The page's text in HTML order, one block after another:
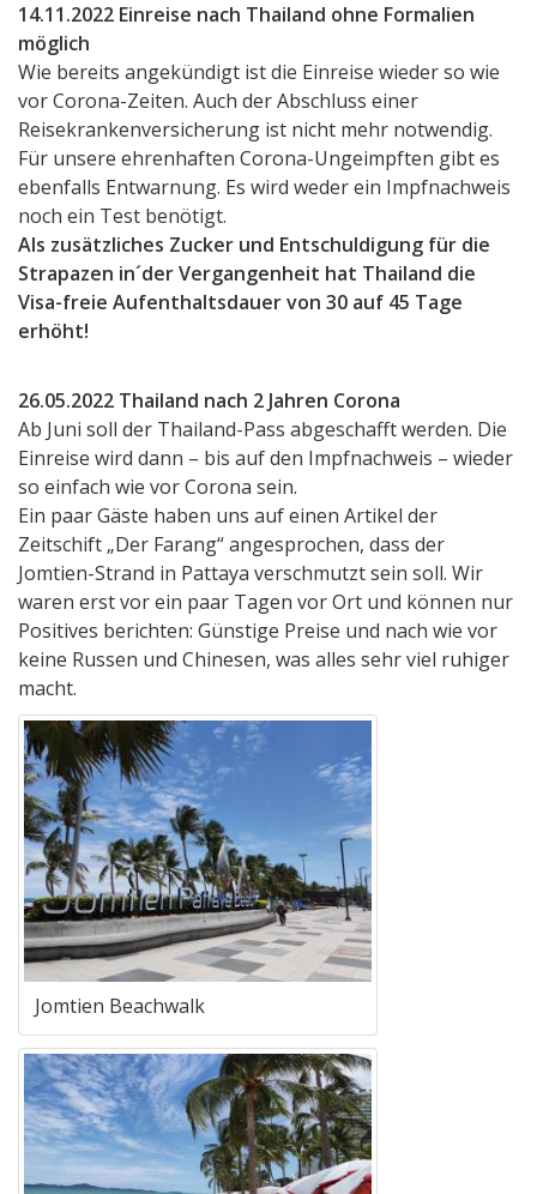
14.11.2022 Einreise nach Thailand ohne Formalien
möglich
Wie bereits angekündigt ist die Einreise wieder so wie
vor Corona-Zeiten. Auch der Abschluss einer
Reisekrankenversicherung ist nicht mehr notwendig.
Für unsere ehrenhaften Corona-Ungeimpften gibt es
ebenfalls Entwarnung. Es wird weder ein Impfnachweis
noch ein Test benötigt.
Als zusätzliches Zucker und Entschuldigung für die
Strapazen in´der Vergangenheit hat Thailand die
Visa-freie Aufenthaltsdauer von 30 auf 45 Tage
erhöht!
26.05.2022 Thailand nach 2 Jahren Corona
Ab Juni soll der Thailand-Pass abgeschafft werden. Die
Einreise wird dann – bis auf den Impfnachweis – wieder
so einfach wie vor Corona sein.
Ein paar Gäste haben uns auf einen Artikel der
Zeitschift „Der Farang“ angesprochen, dass der
Jomtien-Strand in Pattaya verschmutzt sein soll. Wir
waren erst vor ein paar Tagen vor Ort und können nur
Positives berichten: Günstige Preise und nach wie vor
keine Russen und Chinesen, was alles sehr viel ruhiger
macht.
Jomtien Beachwalk